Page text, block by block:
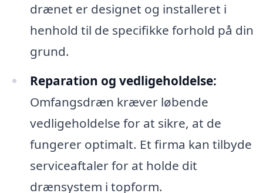
drænet er designet og installeret i
henhold til de specifikke forhold på din
grund.
Reparation og vedligeholdelse:
Omfangsdræn kræver løbende
vedligeholdelse for at sikre, at de
fungerer optimalt. Et firma kan tilbyde
serviceaftaler for at holde dit
drænsystem i topform.